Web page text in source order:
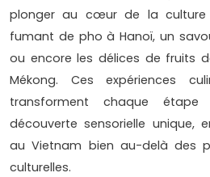
plonger au cœur de la culture
fumant de pho à Hanoï, un
ou encore les délices de fruits
Mékong. Ces expériences
transforment chaque
découverte sensorielle unique,
au Vietnam bien au-delà des
culturelles.